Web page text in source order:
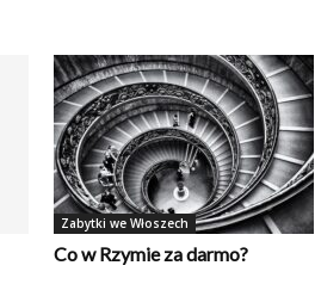
Zabytki we Włoszech
Co w Rzymie za darmo?